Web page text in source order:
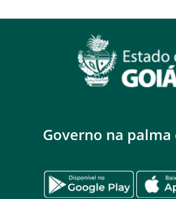
Governo na palma